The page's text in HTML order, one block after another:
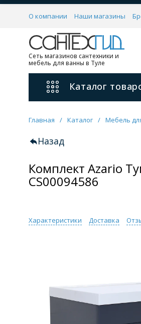
О компании Наши магазины
Сеть магазинов сантехники и
мебель для ванны в Туле
Каталог
Для ванны с душем
Напольные
Главная / Каталог / Мебель
Назад
Комплект Azario
CS00094586
Характеристики Доставка